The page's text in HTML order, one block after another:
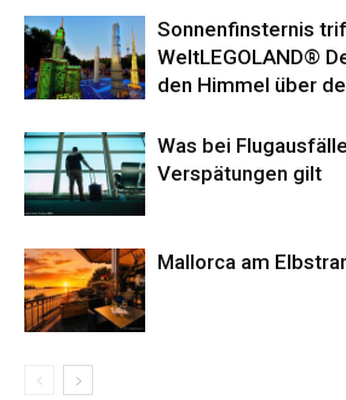
Sonnenfinsternis
WeltLEGOLAND®
den Himmel über
Was bei
Verspätungen gilt
Mallorca am